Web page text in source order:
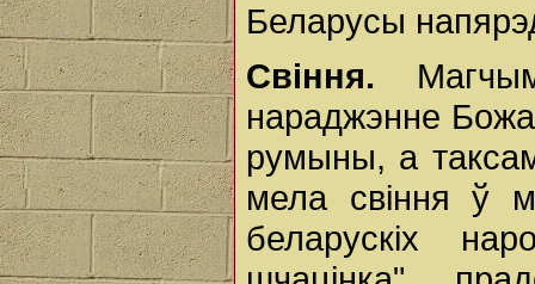
Беларусы
Свіння.
нараджэнне
румыны, а
мела свіння ў
беларускіх